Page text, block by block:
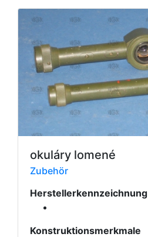
okuláry lomené
Zubehör
Herstellerkennzeichnung
Konstruktionsmerkmale